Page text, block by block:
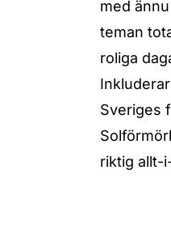
med
teman
roliga
Sveriges
riktig allt-